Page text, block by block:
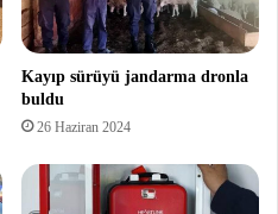
Kayıp sürüyü jandarma dronla
buldu
26 Haziran 2024